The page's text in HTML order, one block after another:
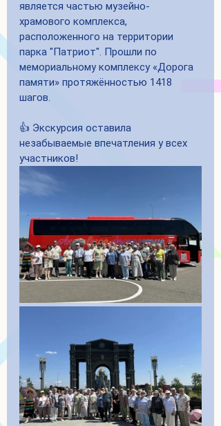
является частью музейно-
храмового комплекса,
расположенного на территории
парка "Патриот". Прошли по
мемориальному комплексу «Дорога
памяти» протяжённостью 1418
шагов.
👍 Экскурсия оставила
незабываемые впечатления у всех
участников!